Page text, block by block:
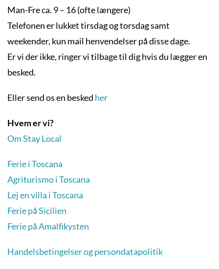
Man-Fre ca. 9 – 16 (ofte længere)
Telefonen er lukket tirsdag og torsdag samt
weekender, kun mail henvendelser på disse dage.
Er vi der ikke, ringer vi tilbage til dig hvis du lægger en
besked.
Eller send os en besked her
Hvem er vi?
Om Stay Local
Ferie i Toscana
Agriturismo i Toscana
Lej en villa i Toscana
Ferie på Sicilien
Ferie på Amalfikysten
Handelsbetingelser og persondatapolitik